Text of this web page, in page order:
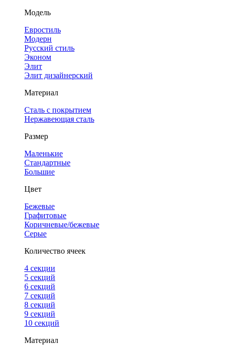
Модель
Евростиль
Модерн
Русский стиль
Эконом
Элит
Элит дизайнерский
Материал
Сталь с покрытием
Нержавеющая сталь
Размер
Маленькие
Стандартные
Большие
Цвет
Бежевые
Графитовые
Коричневые/бежевые
Серые
Количество ячеек
4 cекции
5 секций
6 секций
7 секций
8 секций
9 секций
10 секций
Материал